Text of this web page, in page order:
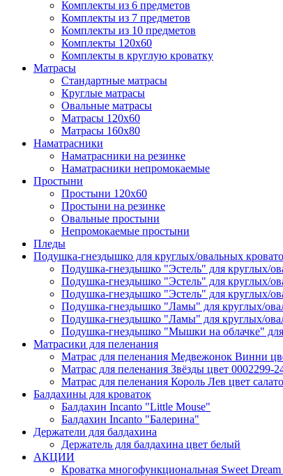
Комплекты из 6 предметов
Комплекты из 7 предметов
Комплекты из 10 предметов
Комплекты 120х60
Комплекты в круглую кроватку
Матрасы
Стандартные матрасы
Круглые матрасы
Овальные матрасы
Матрасы 120х60
Матрасы 160х80
Наматрасники
Наматрасники на резинке
Наматрасники непромокаемые
Простыни
Простыни 120х60
Простыни на резинке
Овальные простыни
Непромокаемые простыни
Пледы
Подушка-гнездышко для круглых/овальных
Подушка-гнездышко "Эстель" для круглых/
Подушка-гнездышко "Эстель" для круглых/
Подушка-гнездышко "Эстель" для круглых/
Подушка-гнездышко "Ламы" для круглых/
Подушка-гнездышко "Ламы" для круглых/
Подушка-гнездышко "Мышки на облачке" для
Матрасики для пеленания
Матрас для пеленания Медвежонок Винни
Матрас для пеленания Звёзды цвет 0002299-
Матрас для пеленания Король Лев цвет
Балдахины для кроваток
Балдахин Incanto "Little Mouse"
Балдахин Incanto "Балерина"
Держатели для балдахина
Держатель для балдахина цвет белый
АКЦИИ
Кроватка многофункциональная Sweet Dream